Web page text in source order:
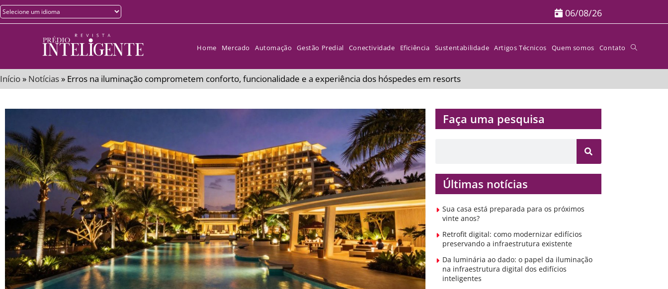
06/08/26
Home Mercado Automação Gestão Predial Conectividade Eficiência Sustentabilidade Artigos Técnicos Quem somos Contato
Início» Notícias» Erros na iluminação comprometem conforto, funcionalidade e a experiência dos hóspedes em resorts
Faça uma pesquisa​​
Últimas notícias
Sua casa está preparada para os próximos
vinte anos?
Retrofit digital: como modernizar edifícios
preservando a infraestrutura existente
Da luminária ao dado: o papel da iluminação
na infraestrutura digital dos edifícios
inteligentes